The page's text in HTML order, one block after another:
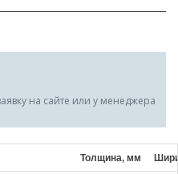
на сайте или у менеджера
Толщина, мм